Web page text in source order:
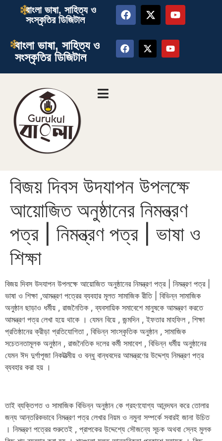
বাংলা ভাষা, সাহিত্য ও
সংস্কৃতির ডিজিটাল
বাংলা ভাষা, সাহিত্য ও
সংস্কৃতির ডিজিটাল
বিজয় দিবস উদযাপন উপলক্ষে
আয়োজিত অনুষ্ঠানের নিমন্ত্রণ
পত্র | নিমন্ত্রণ পত্র | ভাষা ও
শিক্ষা
বিজয় দিবস উদযাপন উপলক্ষে আয়োজিত অনুষ্ঠানের নিমন্ত্রণ পত্র | নিমন্ত্রণ পত্র |
ভাষা ও শিক্ষা ,আমন্ত্রণ পত্রের ব্যবহার মূলত সামাজিক রীতি | বিভিন্ন সামাজিক
অনুষ্ঠান ছাড়াও ধর্মীয় , রাজনৈতিক , ব্যবসায়িক সমাবেশে মানুষকে আমন্ত্রণ করতে
আমন্ত্রণ পত্র লেখা হয়ে থাকে । যেমন বিয়ে , জন্মদিন , ইফতার মাহফিল , শিক্ষা
প্রতিষ্ঠানের ক্রীড়া প্রতিযোগিতা , বিভিন্ন সাংস্কৃতিক অনুষ্ঠান , সামাজিক
সচেতনতামূলক অনুষ্ঠান , রাজনৈতিক দলের কর্মী সমাবেশ , বিভিন্ন ধর্মীয় অনুষ্ঠানের
যেমন ঈদ দুর্গাপূজা নিকটাত্মীয় ও বন্ধু বান্ধবদের আমন্ত্রণের উদ্দেশ্য নিমন্ত্রণ পত্র
ব্যবহার করা হয় ।
তাই ব্যক্তিগত ও সামাজিক বিভিন্ন অনুষ্ঠান কে গ্রহণযোগ্য আনন্দঘন করে তোলার
জন্য আন্তরিকভাবে নিমন্ত্রণ পত্র লেখার নিয়ম ও নমুনা সম্পর্কে সবারই জানা উচিত
। নিমন্ত্রণ পত্রের শুরুতেই , প্রাপকের উদ্দেশ্যে সৌজন্যে সূচক অথবা স্নেহ মুলক